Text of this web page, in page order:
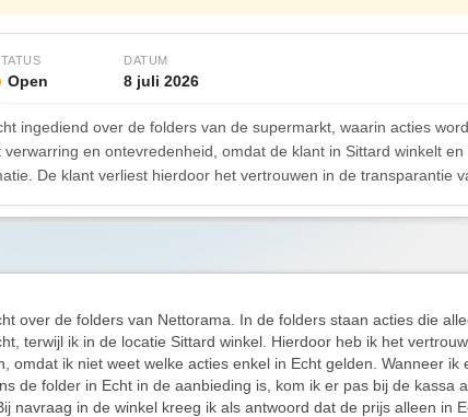
Open
DATUM
8 juli 2026
ingediend over de folders van de supermarkt, waarin acties
en ontevredenheid, omdat de klant in Sittard winkelt
De klant verliest hierdoor het vertrouwen in de transparantie
over de folders van Nettorama. In de folders staan acties die
terwijl ik in de locatie Sittard winkel. Hierdoor heb ik het
omdat ik niet weet welke acties enkel in Echt gelden. Wanneer ik
de folder in Echt in de aanbieding is, kom ik er pas bij de kassa
navraag in de winkel kreeg ik als antwoord dat de prijs alleen in